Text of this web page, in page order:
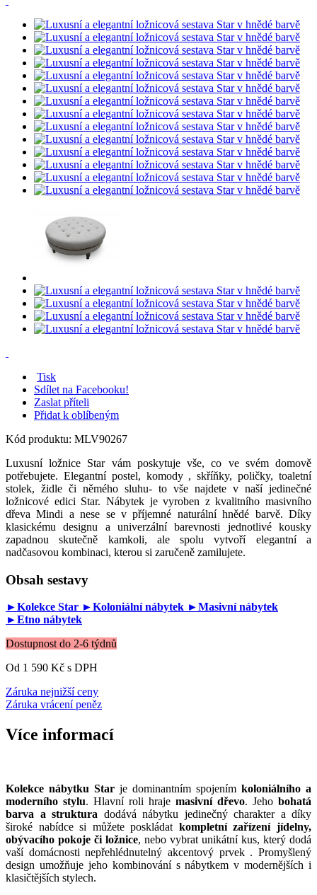
Tisk
Sdílet na Facebooku!
Zaslat příteli
Přidat k oblíbeným
Kód produktu: MLV90267
Luxusní ložnice Star vám poskytuje vše, co ve svém domově
potřebujete. Elegantní postel, komody , skříňky, poličky, toaletní
stolek, židle či němého sluhu- to vše najdete v naší jedinečné
ložnicové edici Star. Nábytek je vyroben z kvalitního masivního
dřeva Mindi a nese se v příjemné naturální hnědé barvě. Díky
klasickému designu a univerzální barevnosti jednotlivé kousky
zapadnou skutečně kamkoli, ale spolu vytvoří elegantní a
nadčasovou kombinaci, kterou si zaručeně zamilujete.
Obsah sestavy
►Kolekce Star ►Koloniální nábytek ►Masivní nábytek
►Etno nábytek
Dostupnost do 2-6 týdnů
Od 1 590 Kč s DPH
Záruka nejnižší ceny
Záruka vrácení peněz
Více informací
Kolekce nábytku Star je dominantním spojením koloniálního a
moderního stylu. Hlavní roli hraje masivní dřevo. Jeho bohatá
barva a struktura dodává nábytku jedinečný charakter a díky
široké nabídce si můžete poskládat kompletní zařízení jídelny,
obývacího pokoje či ložnice, nebo vybrat unikátní kus, který dodá
vaší domácnosti nepřehlédnutelný akcentový prvek . Promyšlený
design umožňuje jeho kombinování s nábytkem v modernějších i
klasičtějších stylech.